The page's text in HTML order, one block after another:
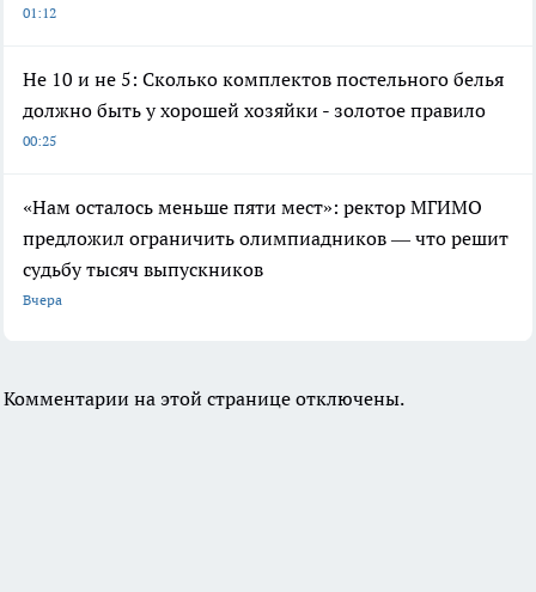
01:12
Не 10 и не 5: Сколько комплектов постельного белья
должно быть у хорошей хозяйки - золотое правило
00:25
«Нам осталось меньше пяти мест»: ректор МГИМО
предложил ограничить олимпиадников — что решит
судьбу тысяч выпускников
Вчера
Комментарии на этой странице отключены.